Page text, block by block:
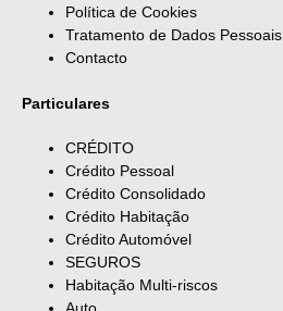
Política de Cookies
Tratamento de Dados Pessoais
Contacto
Particulares
CRÉDITO
Crédito Pessoal
Crédito Consolidado
Crédito Habitação
Crédito Automóvel
SEGUROS
Habitação Multi-riscos